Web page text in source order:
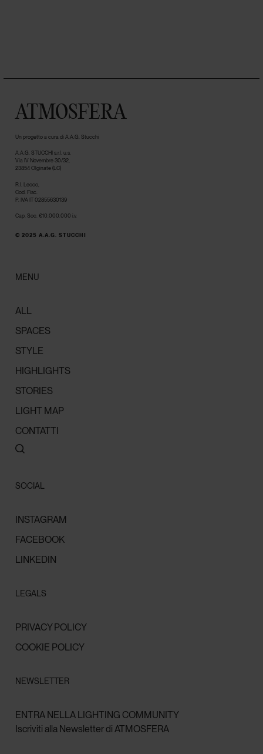
ATMOSFERA
Un progetto a cura di A.A.G. Stucchi
A.A.G. STUCCHI s.r.l. u.s.
Via IV Novembre 30/32,
23854 Olginate (LC)
R.I. Lecco,
Cod. Fisc.
P. IVA IT 02855630139
Cap. Soc. €10.000.000 i.v.
© 2025 A.A.G. STUCCHI
MENU
ALL
SPACES
STYLE
HIGHLIGHTS
STORIES
LIGHT MAP
CONTATTI
SOCIAL
INSTAGRAM
FACEBOOK
LINKEDIN
LEGALS
PRIVACY POLICY
COOKIE POLICY
NEWSLETTER
ENTRA NELLA LIGHTING COMMUNITY
Iscriviti alla Newsletter di ATMOSFERA